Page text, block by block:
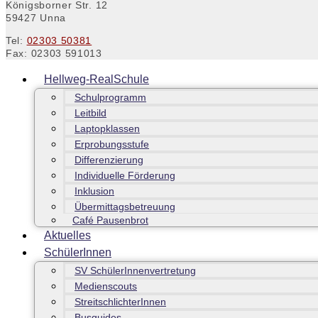
Königsborner Str. 12
59427 Unna
Tel: 02303 50381
Fax: 02303 591013
Hellweg-RealSchule
Schulprogramm
Leitbild
Laptopklassen
Erprobungsstufe
Differenzierung
Individuelle Förderung
Inklusion
Übermittagsbetreuung
Café Pausenbrot
Aktuelles
SchülerInnen
SV SchülerInnenvertretung
Medienscouts
StreitschlichterInnen